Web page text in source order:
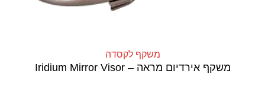
משקף לקסדה
משקף אירדיום מראה – Iridium Mirror Visor